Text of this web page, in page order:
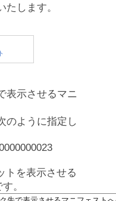
たします。
表示させるマニ
のように指定し
トを表示させる
。